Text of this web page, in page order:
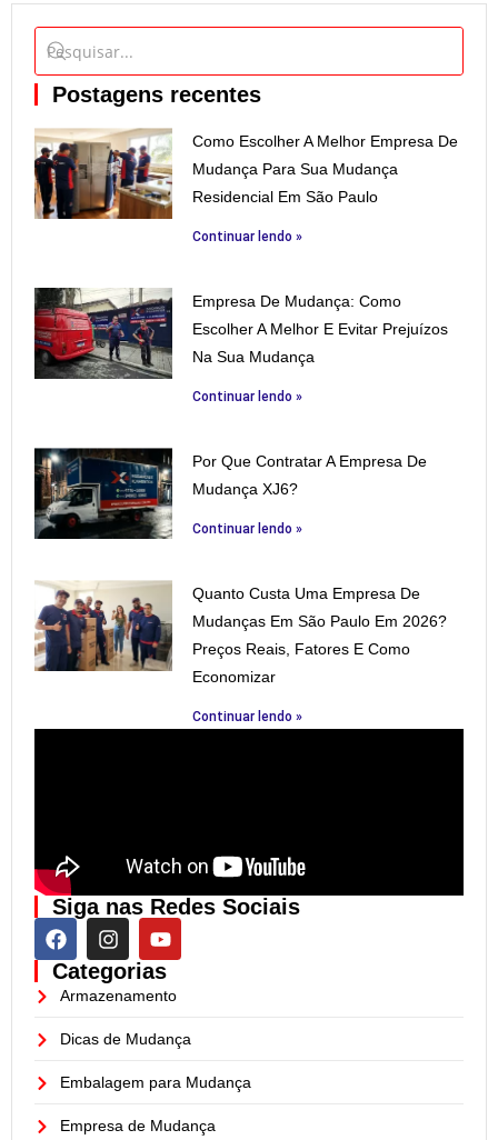
Postagens recentes
Como Escolher A Melhor Empresa De
Mudança Para Sua Mudança
Residencial Em São Paulo
Continuar lendo »
Empresa De Mudança: Como
Escolher A Melhor E Evitar Prejuízos
Na Sua Mudança
Continuar lendo »
Por Que Contratar A Empresa De
Mudança XJ6?
Continuar lendo »
Quanto Custa Uma Empresa De
Mudanças Em São Paulo Em 2026?
Preços Reais, Fatores E Como
Economizar
Continuar lendo »
Siga nas Redes Sociais
Categorias
Armazenamento
Dicas de Mudança
Embalagem para Mudança
Empresa de Mudança